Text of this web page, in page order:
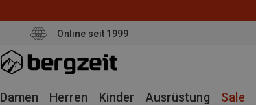
Online seit 1999
Damen Herren Kinder Ausrüstung Sale